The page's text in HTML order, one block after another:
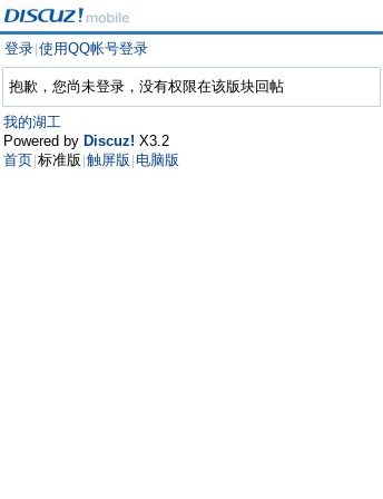
登录 使用QQ帐号登录
抱歉，您尚未登录，没有权限在该版块回帖
我的湖工
Powered by Discuz! X3.2
首页 标准版 触屏版 电脑版